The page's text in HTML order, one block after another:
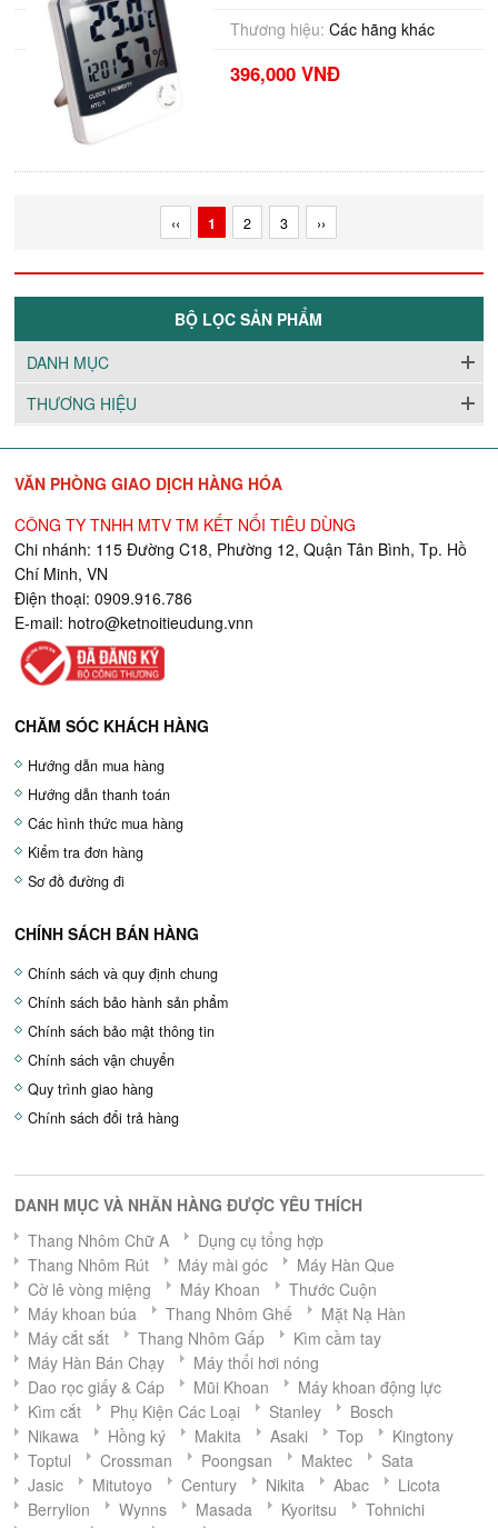
Thương hiệu: Các hãng khác
396,000 VNĐ
‹‹ 1 2 3 ››
BỘ LỌC SẢN PHẨM
DANH MỤC
THƯƠNG HIỆU
VĂN PHÒNG GIAO DỊCH HÀNG HÓA
CÔNG TY TNHH MTV TM KẾT NỐI TIÊU DÙNG
Chi nhánh: 115 Đường C18, Phường 12, Quận Tân Bình, Tp. Hồ
Chí Minh, VN
Điện thoại: 0909.916.786
E-mail: hotro@ketnoitieudung.vnn
CHĂM SÓC KHÁCH HÀNG
Hướng dẫn mua hàng
Hướng dẫn thanh toán
Các hình thức mua hàng
Kiểm tra đơn hàng
Sơ đồ đường đi
CHÍNH SÁCH BÁN HÀNG
Chính sách và quy định chung
Chính sách bảo hành sản phẩm
Chính sách bảo mật thông tin
Chính sách vận chuyển
Quy trình giao hàng
Chính sách đổi trả hàng
DANH MỤC VÀ NHÃN HÀNG ĐƯỢC YÊU THÍCH
Thang Nhôm Chữ A
Dụng cụ tổng hợp
Thang Nhôm Rút
Máy mài góc
Máy Hàn Que
Cờ lê vòng miệng
Máy Khoan
Thước Cuộn
Máy khoan búa
Thang Nhôm Ghế
Mặt Nạ Hàn
Máy cắt sắt
Thang Nhôm Gấp
Kìm cầm tay
Máy Hàn Bán Chạy
Máy thổi hơi nóng
Dao rọc giấy & Cáp
Mũi Khoan
Máy khoan động lực
Kìm cắt
Phụ Kiện Các Loại Stanley
Bosch
Nikawa
Hồng ký Makita Asaki Top
Kingtony
Toptul
Crossman Poongsan Maktec
Sata
Jasic
Mitutoyo Century Nikita Abac
Licota
Berrylion
Wynns Masada Kyoritsu
Tohnichi